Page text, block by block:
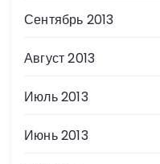
Сентябрь 2013
Август 2013
Июль 2013
Июнь 2013